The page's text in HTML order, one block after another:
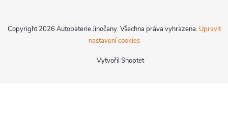
Vytvořil Shoptet
Copyright 2026 Autobaterie Jinočany. Všechna práva vyhrazena. Upravit
nastavení cookies